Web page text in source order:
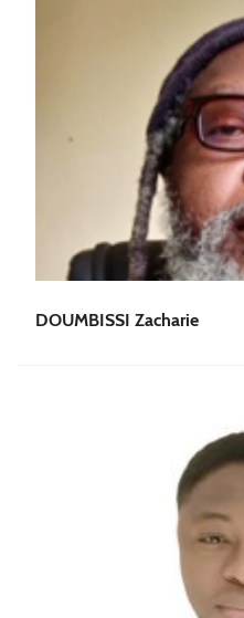
DOUMBISSI Zacharie